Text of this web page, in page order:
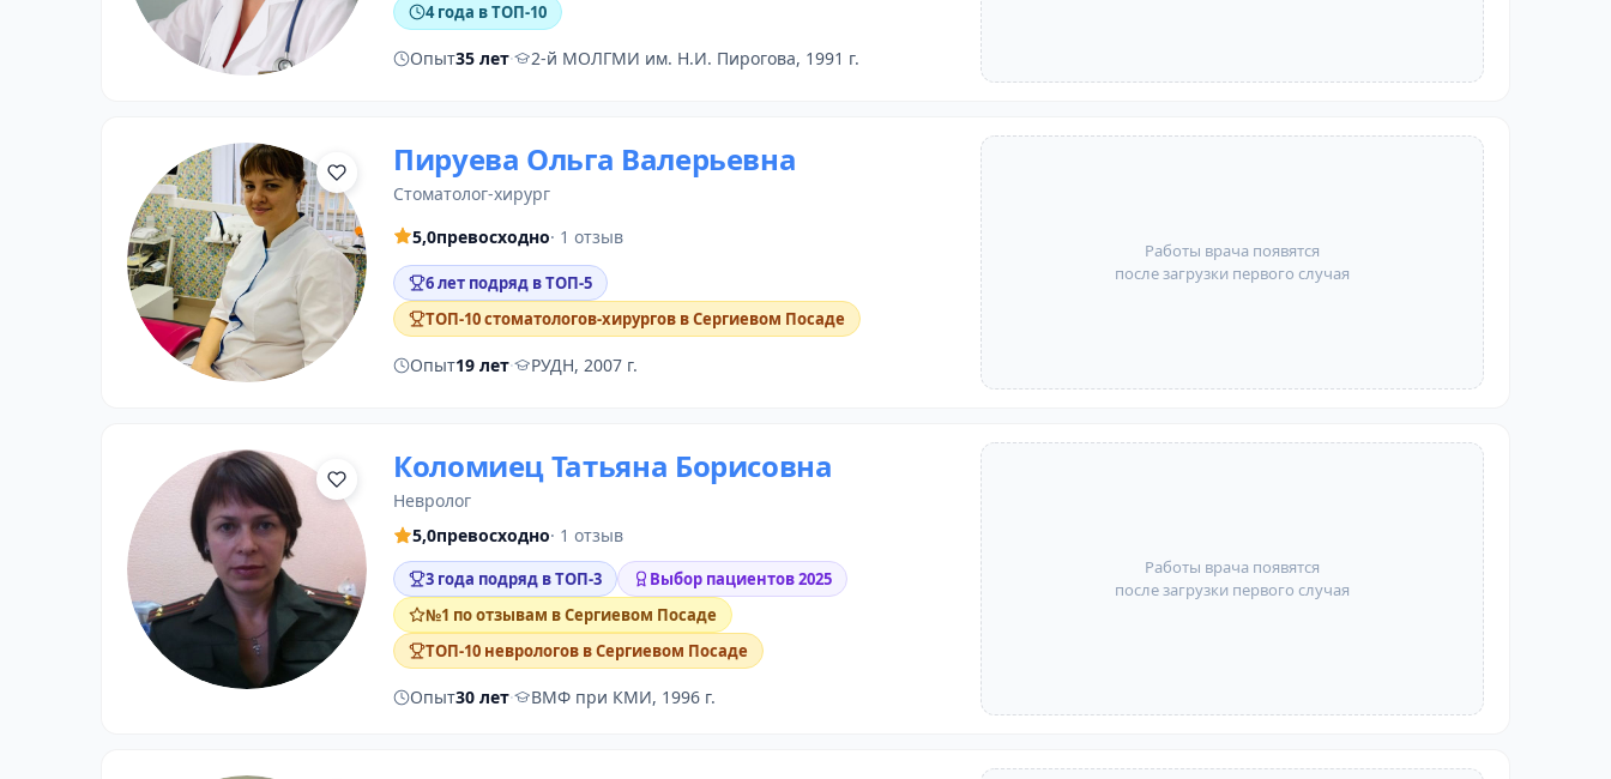
4 года в ТОП-10
Опыт35 лет· 2-й МОЛГМИ им. Н.И. Пирогова, 1991 г.
Пируева Ольга Валерьевна
стоматолог-хирург
5,0превосходно· 1 отзыв
6 лет подряд в ТОП-5
ТОП-10 стоматологов-хирургов в Сергиевом Посаде
Опыт19 лет· РУДН, 2007 г.
Работы врача появятся
после загрузки первого случая
Коломиец Татьяна Борисовна
невролог
5,0превосходно· 1 отзыв
3 года подряд в ТОП-3
Выбор пациентов 2025
№1 по отзывам в Сергиевом Посаде
ТОП-10 неврологов в Сергиевом Посаде
Опыт30 лет· ВМФ при КМИ, 1996 г.
Работы врача появятся
после загрузки первого случая